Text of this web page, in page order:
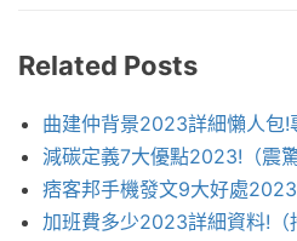
Related Posts
曲建仲背景2023詳細懶人包!
減碳定義7大優點2023!（震驚
痞客邦手機發文9大好處
加班費多少2023詳細資料!（